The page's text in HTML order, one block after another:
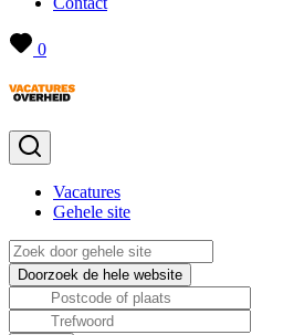
0
Vacatures
Gehele site